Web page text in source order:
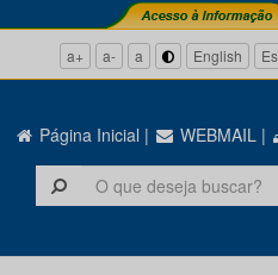
a+ a- a English
Página Inicial | WEBMAIL |